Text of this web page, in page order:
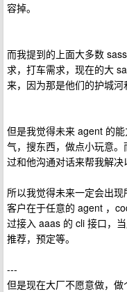
容掉。
而我提到的上面大多数
求，打车需求，现在的大
来，因为那是他们的护城河
但是我觉得未来 agent 的
气，搜东西，做点小玩意
过和他沟通对话来帮我解决
所以我觉得未来一定会出现
客户在于任意的 agent ，
过接入 aaas 的 cli 接口，
推荐，预定等。
---
但是现在大厂不愿意做，